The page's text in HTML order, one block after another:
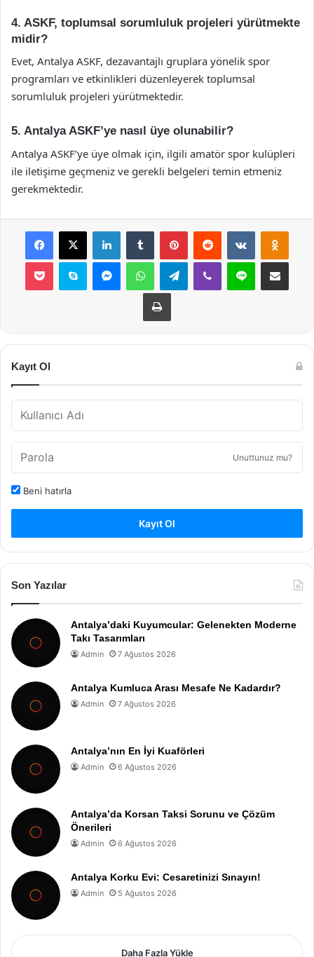
4. ASKF, toplumsal sorumluluk projeleri yürütmekte
midir?
Evet, Antalya ASKF, dezavantajlı gruplara yönelik spor
programları ve etkinlikleri düzenleyerek toplumsal
sorumluluk projeleri yürütmektedir.
5. Antalya ASKF’ye nasıl üye olunabilir?
Antalya ASKF’ye üye olmak için, ilgili amatör spor kulüpleri
ile iletişime geçmeniz ve gerekli belgeleri temin etmeniz
gerekmektedir.
Facebook
X LinkedInTumblr PinterestReddit VKontakte
Pocket Skype MessengerWhatsAppTelegramViber Line E-Posta ile
Yazdır
Kayıt Ol
Unuttunuz mu?
Beni hatırla
Kayıt Ol
Son Yazılar
Antalya’daki Kuyumcular: Gelenekten Moderne
Takı Tasarımları
Admin 7 Ağustos 2026
Antalya Kumluca Arası Mesafe Ne Kadardır?
Admin 7 Ağustos 2026
Antalya’nın En İyi Kuaförleri
Admin 6 Ağustos 2026
Antalya’da Korsan Taksi Sorunu ve Çözüm
Önerileri
Admin 6 Ağustos 2026
Antalya Korku Evi: Cesaretinizi Sınayın!
Admin 5 Ağustos 2026
Daha Fazla Yükle